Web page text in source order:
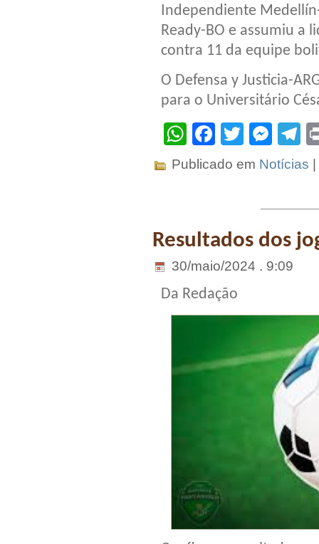
Independiente
Ready-BO e assumiu a
contra 11 da equipe
O Defensa y Justicia-
para o Universitário
WhatsApp
Facebook
Twitter
Publicado em Notícias |
Resultados dos
30/maio/2024 . 9:09
Da Redação